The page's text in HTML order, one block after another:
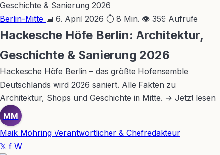
Geschichte & Sanierung 2026
Berlin-Mitte 📅 6. April 2026 ⏱ 8 Min. 👁 359 Aufrufe
Hackesche Höfe Berlin: Architektur,
Geschichte & Sanierung 2026
Hackesche Höfe Berlin – das größte Hofensemble
Deutschlands wird 2026 saniert. Alle Fakten zu
Architektur, Shops und Geschichte in Mitte. → Jetzt lesen
MM
Maik Möhring Verantwortlicher & Chefredakteur
𝕏 f W